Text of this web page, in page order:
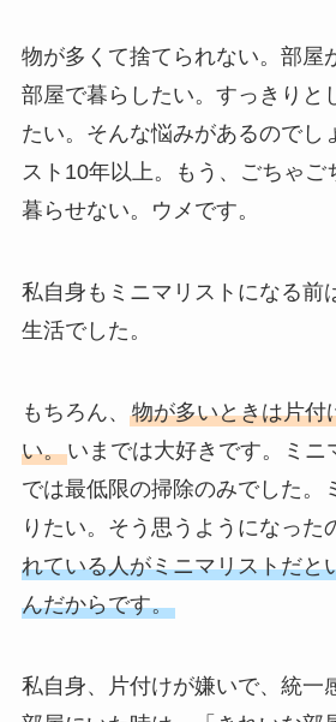
物が多くて捨てられない。部屋
部屋で暮らしたい。すっきりと
たい。そんな悩みがあるのでし
スト10年以上。もう、ごちゃご
暮らせない。ウメです。
私自身もミニマリストになる前
生活でした。
もちろん、 物が多いときは片付
い。いまでは大好きです。ミニ
では最低限の掃除のみでした。
りたい。そう思うようになった
れている人がミニマリストだと
んだからです。
私自身、片付けが嫌いで、統一